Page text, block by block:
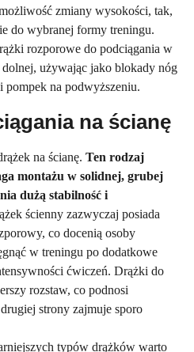
zmiany wysokości, tak,
do wybranej formy treningu.
rozporowe do podciągania w
używając jako blokady nóg
na podwyższeniu.
na ścianę
na ścianę. Ten rodzaj
montażu w solidnej, grubej
dużą stabilność i
ścienny zazwyczaj posiada
co docenią osoby
w treningu po dodatkowe
ćwiczeń. Drążki do
rozstaw, co podnosi
strony zajmuje sporo
typów drążków warto